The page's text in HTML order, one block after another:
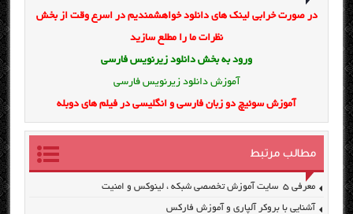
در صورت خرابی لینک های دانلود خواهشمندیم در اسرع وقت از بخش
نظرات ما را مطلع سازید
ورود به بخش دانلود زیرنویس فارسی
آموزش دانلود زیرنویس فارسی
آموزش سوئیچ دو زبان فارسی و انگلیسی در فیلم های دوبله
مطالب مرتبط
معرفی ۵ سایت آموزش تخصصی شبکه ، لینوکس و امنیت
آشنایی با بروکر آلپاری و آموزش فارکس